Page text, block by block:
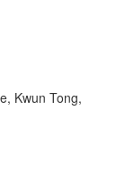
Kwun Tong,